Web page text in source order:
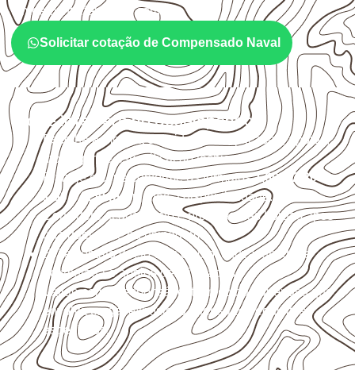
também interferem na compra.
Solicitar cotação de Compensado Naval
O que interfere no desempenho
Escolha a medida considerando aplicação, apoios,
montagem e especificação técnica.
Planeje o corte conforme os formatos1,60 × 2,20 m e
1,60 × 2,50 m, sujeitos à disponibilidade.
Considere acabamento e proteção das bordas após
qualquer corte ou usinagem.
Evite contato direto com o solo, chuva, umidade
acumulada e apoios desnivelados.
Valide com o responsável técnico qualquer uso que
envolva carga, exposição intensa ou requisitos
específicos.